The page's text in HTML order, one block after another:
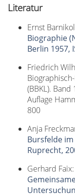
Literatur
Ernst
Biographie
Berlin 1957,
Friedrich
(BBKL).
Auflage
800
Anja
Bursfelde
Ruprecht,
Gerhard Faix: